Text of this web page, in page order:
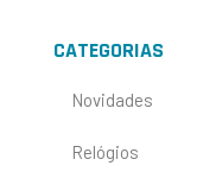
CATEGORIAS
Novidades
Relógios